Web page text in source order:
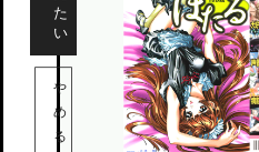
た
い
や
め
る